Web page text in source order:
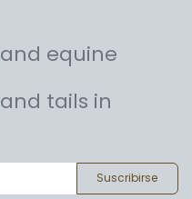
and equine
and tails in
Suscribirse